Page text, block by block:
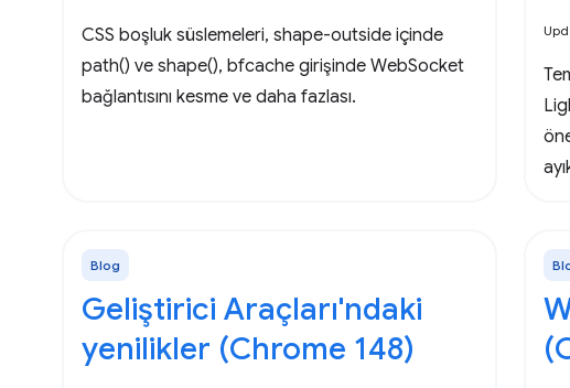
CSS boşluk süslemeleri, shape-outside içinde
path() ve shape(), bfcache girişinde WebSocket
bağlantısını kesme ve daha fazlası.
Blog
Geliştirici Araçları'ndaki
yenilikler (Chrome 148)